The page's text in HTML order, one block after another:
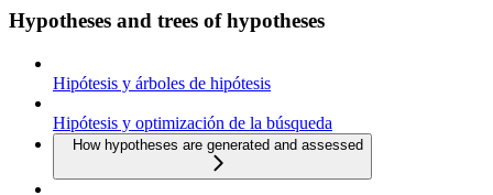
Hypotheses and trees of hypotheses
Hipótesis y árboles de hipótesis
Hipótesis y optimización de la búsqueda
How hypotheses are generated and assessed